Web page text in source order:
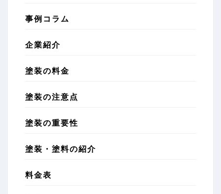
事例コラム
企業紹介
塗装の料金
塗装の注意点
塗装の重要性
塗装・塗料の紹介
料金表